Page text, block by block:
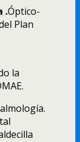
.Óptico-
Plan
la